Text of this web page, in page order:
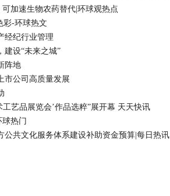
加速生物农药替代|环球观热点
彩-环球热文
经纪行业管理
建设“未来之城”
阵地
市公司高质量发展
工艺品展览会’作品选粹”展开幕 天天快讯
球热门
公共文化服务体系建设补助资金预算|每日热讯